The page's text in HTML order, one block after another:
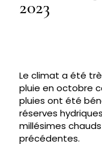
2023
Le climat a été
pluie en octobre
pluies ont été
réserves
millésimes
précédentes.